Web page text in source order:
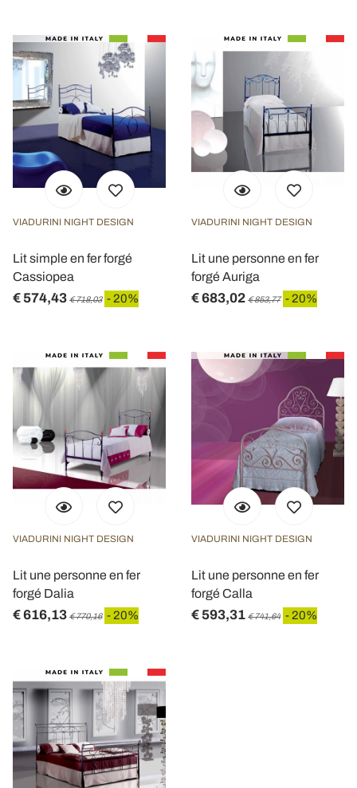
VIADURINI NIGHT DESIGN
Lit simple en fer forgé
Cassiopea
€ 574,43 € 718,03 - 20%
VIADURINI NIGHT DESIGN
Lit une personne en fer
forgé Auriga
€ 683,02 € 853,77 - 20%
VIADURINI NIGHT DESIGN
Lit une personne en fer
forgé Dalia
€ 616,13 € 770,16 - 20%
VIADURINI NIGHT DESIGN
Lit une personne en fer
forgé Calla
€ 593,31 € 741,64 - 20%